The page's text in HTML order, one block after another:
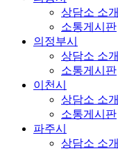
상담소 소개
소통게시판
의정부시
상담소 소개
소통게시판
이천시
상담소 소개
소통게시판
파주시
상담소 소개